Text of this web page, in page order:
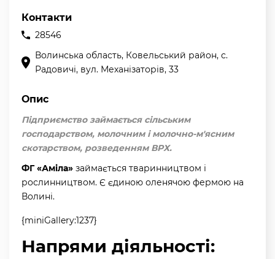
Контакти
28546
Волинська область, Ковельський район, с.
Радовичі, вул. Механізаторів, 33
Опис
Підприємство займається сільським
господарством, молочним і молочно-м'ясним
скотарством, розведенням ВРХ.
ФГ «Аміла» займається тваринництвом і
рослинництвом. Є єдиною оленячою фермою на
Волині.
{miniGallery:1237}
Напрями діяльності: